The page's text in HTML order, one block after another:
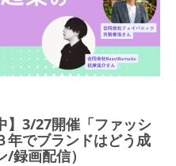
】3/27開催「ファッシ
年でブランドはどう成
録画配信）